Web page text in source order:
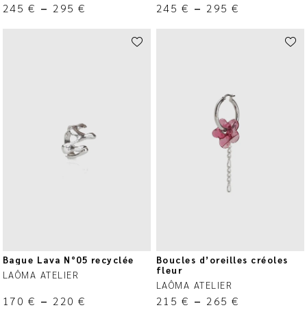
245 € – 295€ 245 € – 295€
Bague Lava N°05 recyclée
LAÔMA ATELIER
170 € – 220€
Boucles d’oreilles créoles
fleur
LAÔMA ATELIER
215 € – 265€